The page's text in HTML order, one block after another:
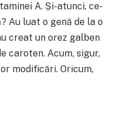
A. Și-atunci, ce-
Au luat o genă de la o
creat un orez galben
caroten. Acum, sigur,
modificări. Oricum,